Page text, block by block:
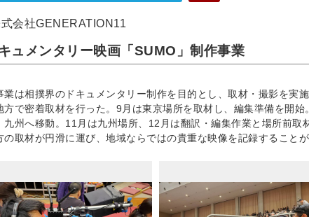
会社GENERATION11
ュメンタリー映画「SUMO」制作事業
業は相撲界のドキュメンタリー制作を目的とし、取材・撮影を実
方で密着取材を行った。9月は東京場所を取材し、編集準備を開
九州へ移動。11月は九州場所、12月は翻訳・編集作業と場所前取
の取材が円滑に運び、地域ならではの貴重な映像を記録すること